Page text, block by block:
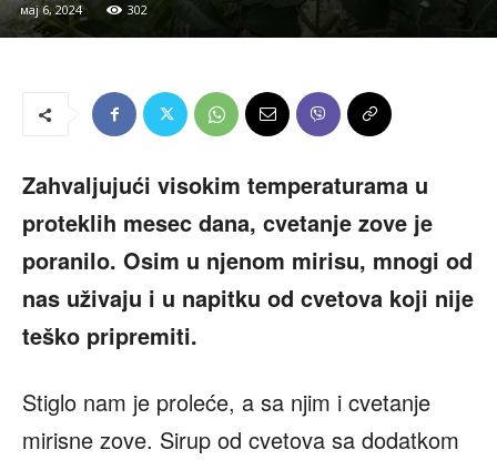
мај 6, 2024 302
Zahvaljujući visokim temperaturama u
proteklih mesec dana, cvetanje zove je
poranilo. Osim u njenom mirisu, mnogi od
nas uživaju i u napitku od cvetova koji nije
teško pripremiti.
Stiglo nam je proleće, a sa njim i cvetanje
mirisne zove. Sirup od cvetova sa dodatkom